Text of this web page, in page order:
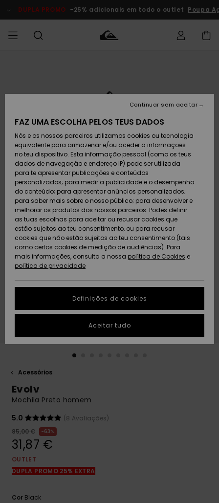
do
DUPLA PROMO -25% adicionais em todo o outlet Poupa
Calçado e
chinelos
Surfe/água
Snow
Artigos
recém-
chegados
Coleções
MENINO
Calçado e
chinelos
Surfe/água
Neve
Artigos
recém-
chegados
Highlights
MULHER
chegados
Highlights
Snow
SURF
Crianças
Highlights
Community
SNOW
Artigos
Criança
Snow Shop
Feminino
Highlights
Community
DUPLA
PROMO
Criança
Outlet
Mulher
AJUDA
Devoluções
Pagamento
Cartão
presente
Quiksilver
Freedom
Protecção de
dados
Guia de
tamanhos
conversa para
obteres a
resposta mais
respostas
para as
formulário de
contacto.
SUSTAINABILITY
PRESENTE
DESEJO
Acessórios
Evolv
Mochila Preto homem
5.0
(8 Avaliações)
85,00 €
63%
31,87 €
OUTLET
DUPLA PROMO 25% EXTRA
Cor Black
FAZ UMA ESCOLHA PELOS TEUS DADOS
Nós e os nossos parceiros utilizamos cookies ou tecnologia
equivalente para armazenar e/ou aceder a informações
no teu dispositivo. Esta informação pessoal (como os teus
dados de navegação e endereço IP) pode ser utilizada
para te apresentar publicações e conteúdos
personalizados; para medir a publicidade e o desempenho
do conteúdo; para apresentar anúncios personalizados;
para saber mais sobre o nosso público; para desenvolver e
melhorar os produtos dos nossos parceiros. Podes definir
as tuas escolhas para aceitar ou recusar cookies que
estão sujeitos ao teu consentimento, ou para recusar
cookies que não estão sujeitos ao teu consentimento (tais
como certos cookies de medição de audiências). Para
mais informações, consulta a nossa política de Cookies e
política de privacidade
Definições de cookies
Continuar sem aceitar
Aceitar tudo